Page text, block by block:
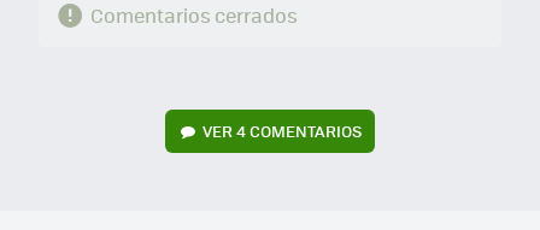
Comentarios cerrados
VER4 COMENTARIOS